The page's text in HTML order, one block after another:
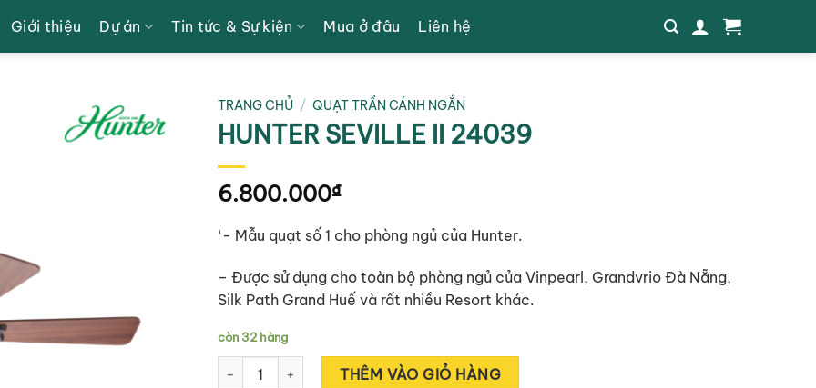
Giới thiệu Dự án Tin tức & Sự kiện Mua ở đâu Liên hệ
TRANG CHỦ / QUẠT TRẦN CÁNH NGẮN
HUNTER SEVILLE II 24039
6.800.000₫
‘- Mẫu quạt số 1 cho phòng ngủ của Hunter.
– Được sử dụng cho toàn bộ phòng ngủ của Vinpearl, Grandvrio Đà Nẵng,
Silk Path Grand Huế và rất nhiều Resort khác.
còn 32 hàng
HUNTER SEVILLE II 24039 số lượng
THÊM VÀO GIỎ HÀNG